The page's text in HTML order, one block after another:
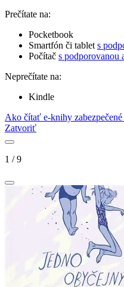
Prečítate na:
Pocketbook
Smartfón či tablet s
Počítač s podporovanou
Neprečítate na:
Kindle
Ako čítať e-knihy
Zatvoriť
1 /9